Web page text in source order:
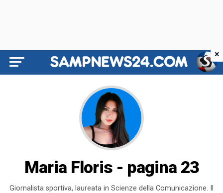
Maria Floris - pagina 23
Giornalista sportiva, laureata in Scienze della Comunicazione. Il
×